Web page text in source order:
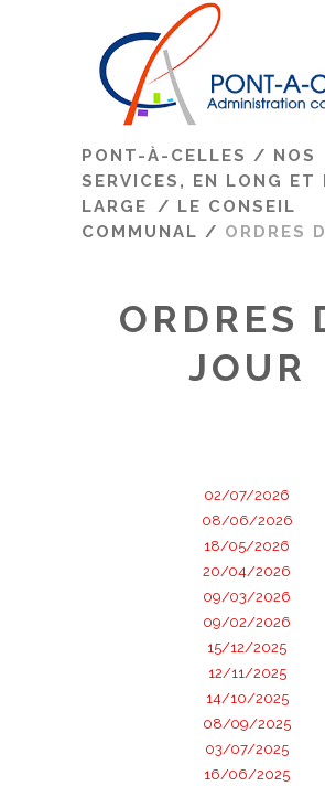
PONT-À-CELLES / NOS
SERVICES, EN LONG ET
LARGE
/ LE CONSEIL
COMMUNAL / ORDRES
ORDRES
JOUR
02/07/2026
08/06/2026
18/05/2026
20/04/2026
09/03/2026
09/02/2026
15/12/2025
12/11/2025
14/10/2025
08/09/2025
03/07/2025
16/06/2025